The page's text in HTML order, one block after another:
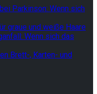
Parkinson: Wenn sich
graue und weiße Haare
Wenn sich das
Brett-, Karten- und